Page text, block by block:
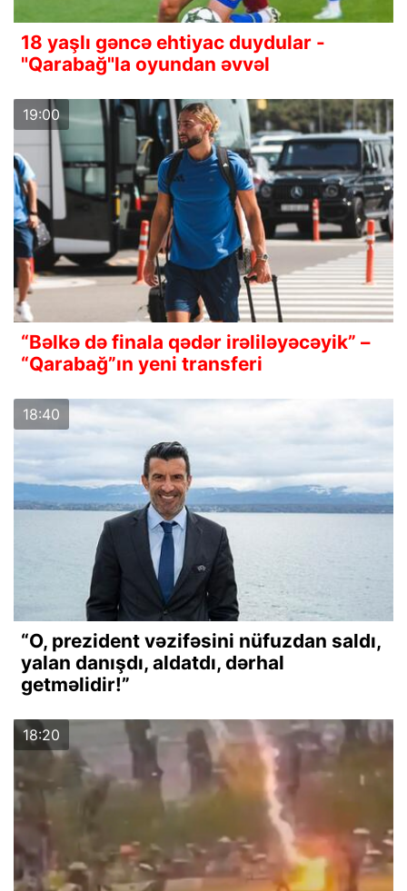
18 yaşlı gəncə ehtiyac duydular -
"Qarabağ"la oyundan əvvəl
19:00
“Bəlkə də finala qədər irəliləyəcəyik” –
“Qarabağ”ın yeni transferi
18:40
“O, prezident vəzifəsini nüfuzdan saldı,
yalan danışdı, aldatdı, dərhal
getməlidir!”
18:20